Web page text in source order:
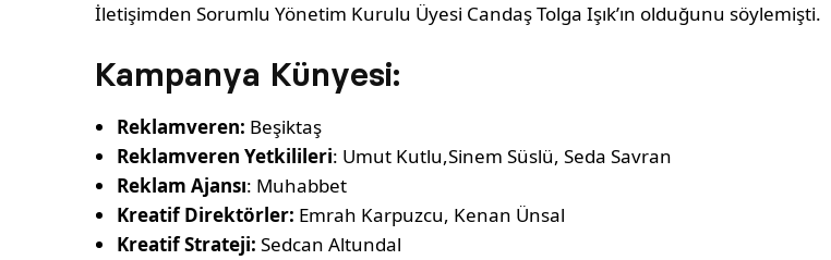
İletişimden Sorumlu Yönetim Kurulu Üyesi Candaş Tolga Işık’ın olduğunu söylemişti.
Kampanya Künyesi:
Reklamveren: Beşiktaş
Reklamveren Yetkilileri: Umut Kutlu,Sinem Süslü, Seda Savran
Reklam Ajansı: Muhabbet
Kreatif Direktörler: Emrah Karpuzcu, Kenan Ünsal
Kreatif Strateji: Sedcan Altundal